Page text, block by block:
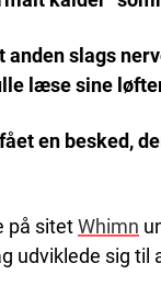
anden slags
læse sine
en besked,
på sitetWhimn
udviklede sig til